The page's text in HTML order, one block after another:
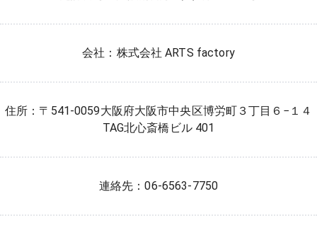
会社：株式会社 ARTS factory
住所：〒541-0059大阪府大阪市中央区博労町３丁目６−１４
TAG北心斎橋ビル 401
連絡先：06-6563-7750